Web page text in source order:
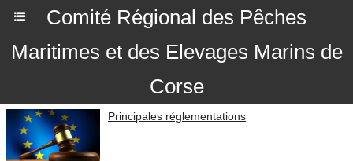
Comité Régional des Pêches
Maritimes et des Elevages Marins de
Corse
Principales réglementations